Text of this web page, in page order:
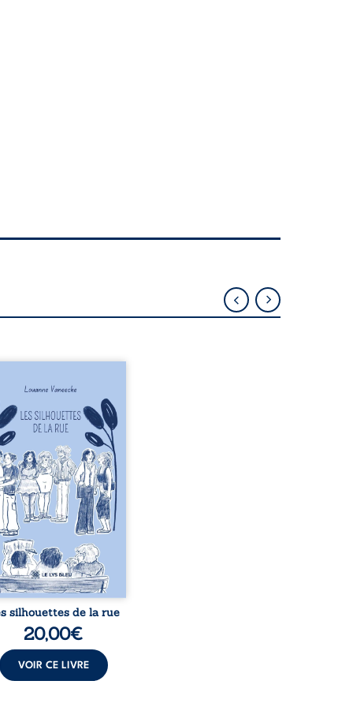
la parole à six
ordinaires,
par des pensées, des
et des silences qui
appartenir à
de nous. À travers
parcours, ce roman invite
un regard différent
et ceux qui nous
à deviner ce qui se
derrière les apparences
au fourmillement
sensible de notre ...
silhouettes de la rue
20,00€
VOIR CE LIVRE